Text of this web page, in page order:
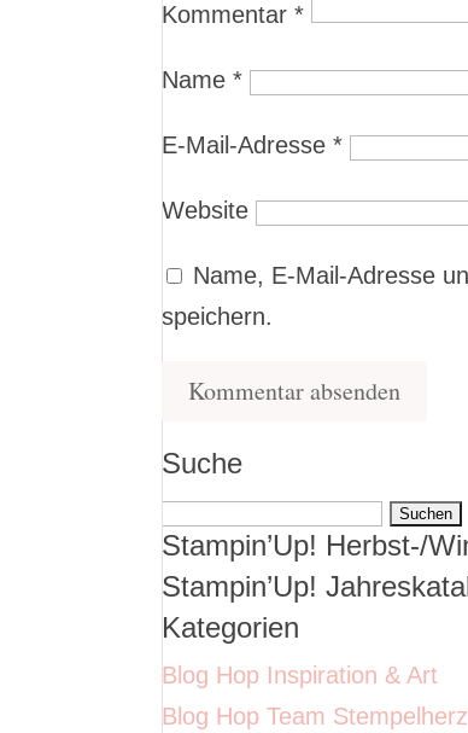
Kommentar*
Name*
E-Mail-Adresse*
Website
Name, E-Mail-Adresse
speichern.
Suche
Suchen
nach:
Stampin’Up! Herbst-/
Stampin’Up!
Kategorien
Blog Hop Inspiration & Art
Blog Hop Team Stempelherz